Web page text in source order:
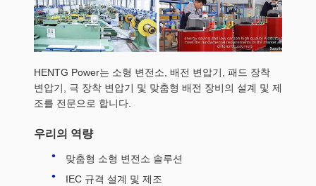
HENTG Power는 소형 변전소, 배전 변압기, 패드 장착
변압기, 극 장착 변압기 및 맞춤형 배전 장비의 설계 및 제
조를 전문으로 합니다.
우리의 역량
맞춤형 소형 변전소 솔루션
IEC 규격 설계 및 제조